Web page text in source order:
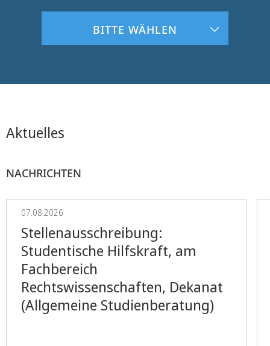
BITTE WÄHLEN
Aktuelles
NACHRICHTEN
07.08.2026
Stellenausschreibung:
Studentische Hilfskraft, am
Fachbereich
Rechtswissenschaften, Dekanat
(Allgemeine Studienberatung)